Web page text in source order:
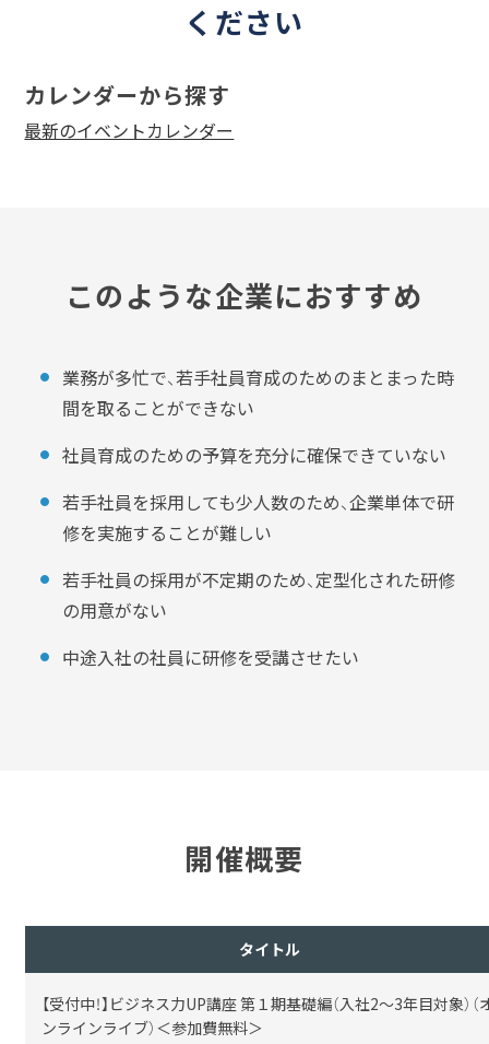
ください
カレンダーから探す
最新のイベントカレンダー
このような企業におすすめ
業務が多忙で、若手社員育成のためのまとまった時
間を取ることができない
社員育成のための予算を充分に確保できていない
若手社員を採用しても少人数のため、企業単体で研
修を実施することが難しい
若手社員の採用が不定期のため、定型化された研修
の用意がない
中途入社の社員に研修を受講させたい
開催概要
タイトル
【受付中！】ビジネス力UP講座 第１期基礎編（入社2〜3年目対象）（
ンラインライブ）＜参加費無料＞